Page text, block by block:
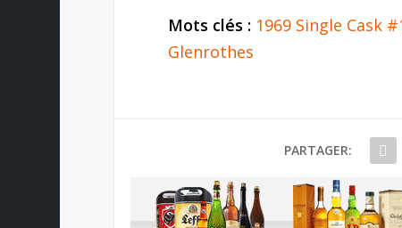
Mots clés : 1969 Single Cask
Glenrothes
PARTAGER: